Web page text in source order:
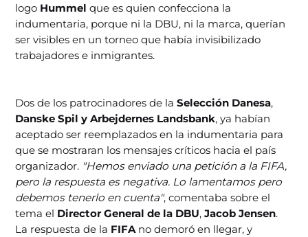
logo Hummelque es quien confecciona la
indumentaria, porque ni la DBU, ni la marca, querían
ser visibles en un torneo que había invisibilizado
trabajadores e inmigrantes.
Dos de los patrocinadores de laSelección Danesa,
Danske Spil y Arbejdernes Landsbank, ya habían
aceptado ser reemplazados en la indumentaria para
que se mostraran los mensajes críticos hacia el país
organizador. "Hemos enviado una petición a la FIFA,
pero la respuesta es negativa. Lo lamentamos pero
debemos tenerlo en cuenta", comentaba sobre el
tema el Director General de la DBU,Jacob Jensen.
La respuesta de la FIFA no demoró en llegar, y